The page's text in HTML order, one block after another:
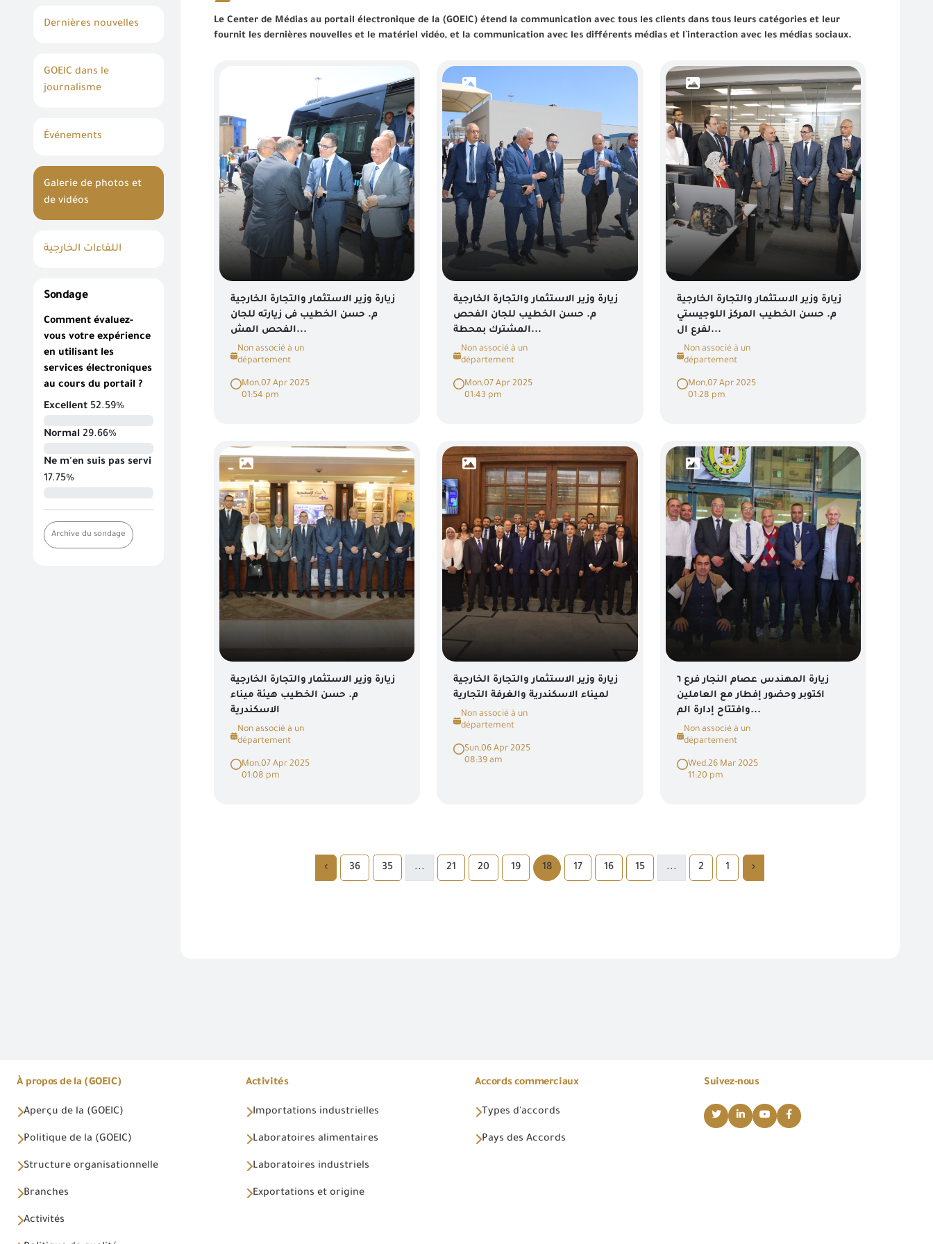
Dernières nouvelles
GOEIC dans le
journalisme
Événements
Galerie de photos et
de vidéos
اللقاءات الخارجية
Sondage
Comment évaluez-
vous votre expérience
en utilisant les
services électroniques
au cours du portail ?
Excellent 52.59%
Normal 29.66%
Ne m'en suis pas servi
17.75%
Archive du sondage
Le Center de Médias au portail électronique de la (GOEIC) étend la communication avec tous les clients dans tous leurs catégories et leur
fournit les dernières nouvelles et le matériel vidéo, et la communication avec les différents médias et l`interaction avec les médias sociaux.
زيارة وزير الاستثمار والتجارة الخارجية
م. حسن الخطيب فى زيارته للجان
الفحص المش...
Non associé à un
département
Mon,07 Apr 2025
01:54 pm
زيارة وزير الاستثمار والتجارة الخارجية
م. حسن الخطيب للجان الفحص
المشترك بمحطة...
Non associé à un
département
Mon,07 Apr 2025
01:43 pm
زيارة وزير الاستثمار والتجارة الخارجية
م. حسن الخطيب المركز اللوجيستي
لفرع ال...
Non associé à un
département
Mon,07 Apr 2025
01:28 pm
زيارة وزير الاستثمار والتجارة الخارجية
م. حسن الخطيب هيئة ميناء
الاسكندرية
Non associé à un
département
Mon,07 Apr 2025
01:08 pm
زيارة وزير الاستثمار والتجارة الخارجية
لميناء الاسكندرية والغرفة التجارية
Non associé à un
département
Sun,06 Apr 2025
08:39 am
زيارة المهندس عصام النجار فرع ٦
اكتوبر وحضور إفطار مع العاملين
وافتتاح إدارة الم...
Non associé à un
département
Wed,26 Mar 2025
11:20 pm
‹
1
2
...
15
16
17
18
19
20
21
...
35
36
›
À propos de la (GOEIC)
Aperçu de la (GOEIC)
Politique de la (GOEIC)
Structure organisationnelle
Branches
Activités
Activités
Importations industrielles
Laboratoires alimentaires
Laboratoires industriels
Exportations et origine
Accords commerciaux
Types d'accords
Pays des Accords
Suivez-nous